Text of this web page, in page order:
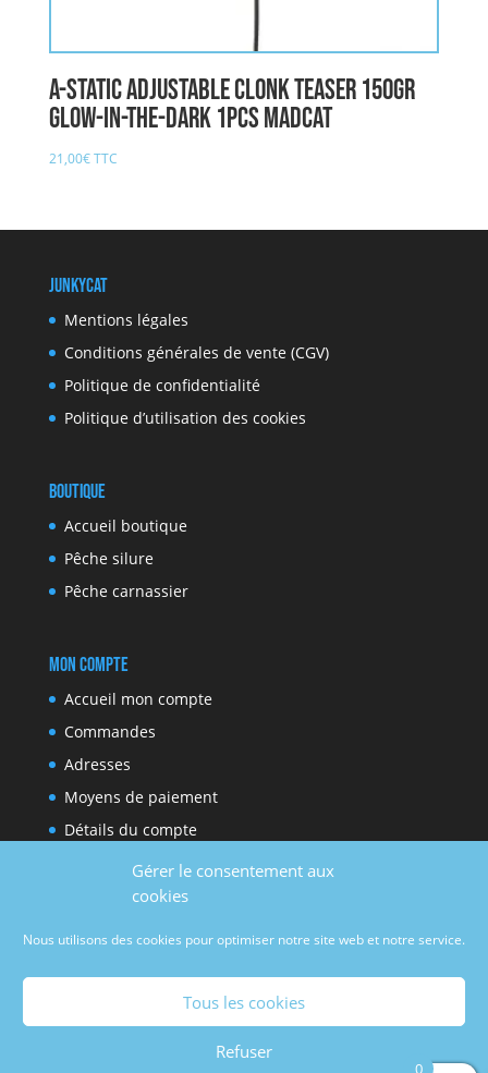
Gérer le consentement aux
cookies
Nous utilisons des cookies pour optimiser notre site web et notre service.
Tous les cookies
Refuser
A-STATIC ADJUSTABLE CLONK TEASER 150gr
GLOW-IN-THE-DARK 1pcs MADCAT
21,00€TTC
JunkyCat
Mentions légales
Conditions générales de vente (CGV)
Politique de confidentialité
Politique d’utilisation des cookies
Boutique
Accueil boutique
Pêche silure
Pêche carnassier
Mon compte
Accueil mon compte
Commandes
Adresses
Moyens de paiement
Détails du compte
Réseaux sociaux
Facebook Youtube
0